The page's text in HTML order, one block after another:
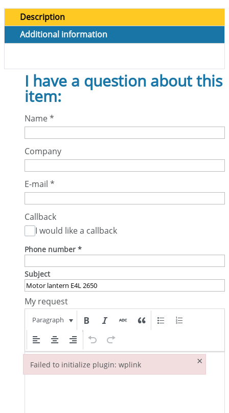
Description
Additional information
I have a question about this
item:
Name*
Company
E-mail *
Callback
I would like a callback
Phone number *
Subject
My request
Paragraph
Failed to initialize plugin: wplink ×
Failed to initialize plugin: wplink